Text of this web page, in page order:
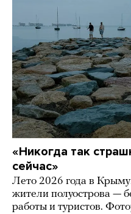
«Никогда так
сейчас»
Лето 2026 года в
жители полуострова —
работы и туристов.